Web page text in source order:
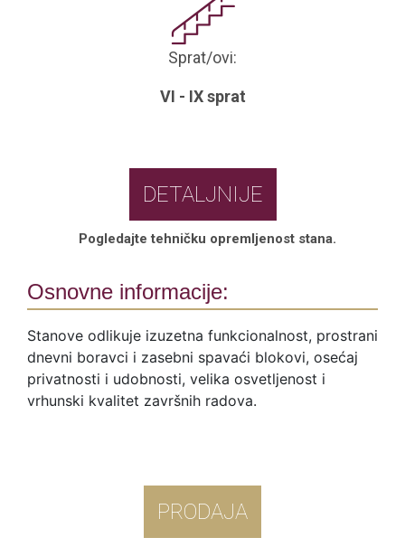
Sprat/ovi:
VI - IX sprat
DETALJNIJE
Pogledajte tehničku opremljenost stana.
Osnovne informacije:
Stanove odlikuje izuzetna funkcionalnost, prostrani
dnevni boravci i zasebni spavaći blokovi, osećaj
privatnosti i udobnosti, velika osvetljenost i
vrhunski kvalitet završnih radova.
PRODAJA